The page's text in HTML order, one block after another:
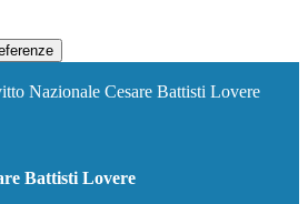
Nazionale Cesare Battisti Lovere
Battisti Lovere